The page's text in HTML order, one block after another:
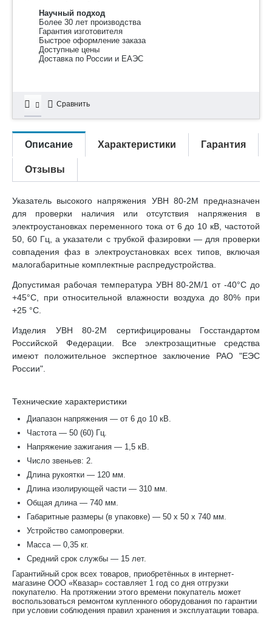
Научный подход
Более 30 лет производства
Гарантия изготовителя
Быстрое оформление заказа
Доступные цены
Доставка по России и ЕАЭС
Сравнить
Описание Характеристики Гарантия
Отзывы
Указатель высокого напряжения УВН 80-2М предназначен
для проверки наличия или отсутствия напряжения в
электроустановках переменного тока от 6 до 10 кВ, частотой
50, 60 Гц, а указатели с трубкой фазировки — для проверки
совпадения фаз в электроустановках всех типов, включая
малогабаритные комплектные распредустройства.
Допустимая рабочая температура УВН 80-2М/1 от -40°С до
+45°С, при относительной влажности воздуха до 80% при
+25 °С.
Изделия УВН 80-2М сертифицированы Госстандартом
Российской Федерации. Все электрозащитные средства
имеют положительное экспертное заключение РАО "ЕЭС
России".
Технические характеристики
Диапазон напряжения — от 6 до 10 кВ.
Частота — 50 (60) Гц.
Напряжение зажигания — 1,5 кВ.
Число звеньев: 2.
Длина рукоятки — 120 мм.
Длина изолирующей части — 310 мм.
Общая длина — 740 мм.
Габаритные размеры (в упаковке) — 50 x 50 x 740 мм.
Устройство самопроверки.
Масса — 0,35 кг.
Средний срок службы — 15 лет.
Гарантийный срок всех товаров, приобретённых в интернет-
магазине ООО «Квазар» составляет 1 год со дня отгрузки
покупателю. На протяжении этого времени покупатель может
воспользоваться ремонтом купленного оборудования по гарантии
при условии соблюдения правил хранения и эксплуатации товара.